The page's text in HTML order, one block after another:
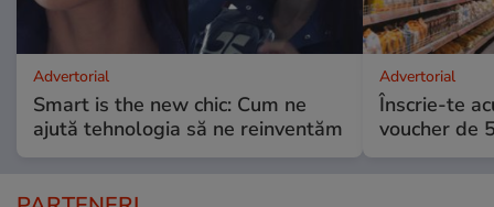
Advertorial
Smart is the new chic: Cum ne
ajută tehnologia să ne reinventăm
Advertorial
Înscrie-te
voucher de